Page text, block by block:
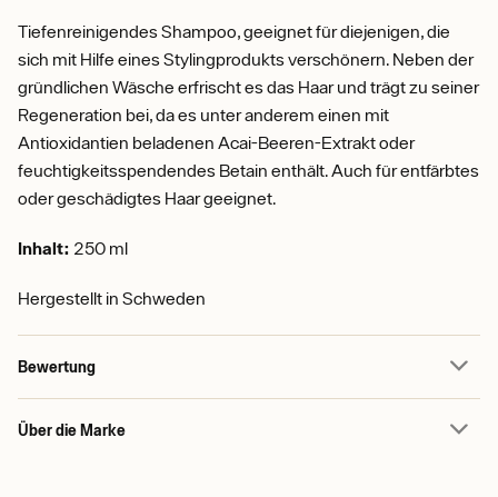
Tiefenreinigendes Shampoo, geeignet für diejenigen, die
sich mit Hilfe eines Stylingprodukts verschönern. Neben der
gründlichen Wäsche erfrischt es das Haar und trägt zu seiner
Regeneration bei, da es unter anderem einen mit
Antioxidantien beladenen Acai-Beeren-Extrakt oder
feuchtigkeitsspendendes Betain enthält. Auch für entfärbtes
oder geschädigtes Haar geeignet.
Inhalt: 250 ml
Hergestellt in Schweden
Bewertung
Über die Marke